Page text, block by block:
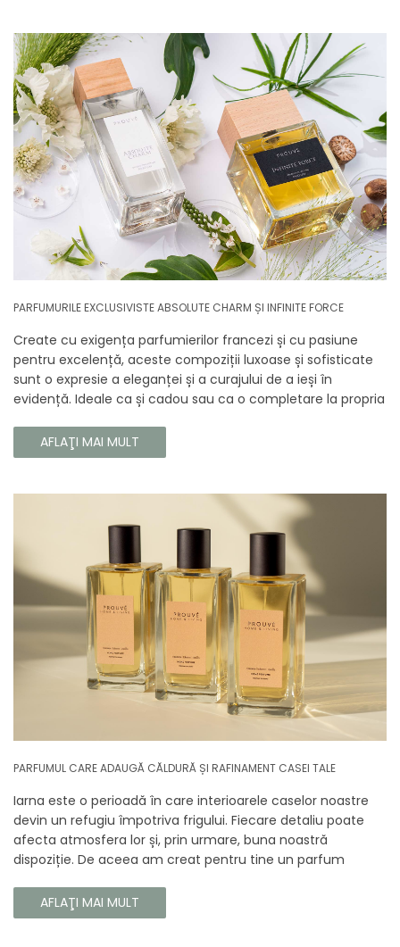
PARFUMURILE EXCLUSIVISTE ABSOLUTE CHARM ȘI INFINITE FORCE
Create cu exigența parfumierilor francezi și cu pasiune
pentru excelență, aceste compoziții luxoase și sofisticate
sunt o expresie a eleganței și a curajului de a ieși în
evidență. Ideale ca și cadou sau ca o completare la propria
să atragă atenția și să emane un caracter unic și puternic.
AFLAŢI MAI MULT
PARFUMUL CARE ADAUGĂ CĂLDURĂ ȘI RAFINAMENT CASEI TALE
Iarna este o perioadă în care interioarele caselor noastre
devin un refugiu împotriva frigului. Fiecare detaliu poate
afecta atmosfera lor și, prin urmare, buna noastră
dispoziție. De aceea am creat pentru tine un parfum
fiecare colț al casei tale cu căldura și magia aromelor de
iarnă. Noua noastră compoziție combină notele picante și
AFLAŢI MAI MULT